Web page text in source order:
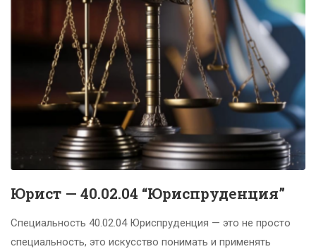
Юрист — 40.02.04 “Юриспруденция”
Специальность 40.02.04 Юриспруденция — это не просто
специальность, это искусство понимать и применять